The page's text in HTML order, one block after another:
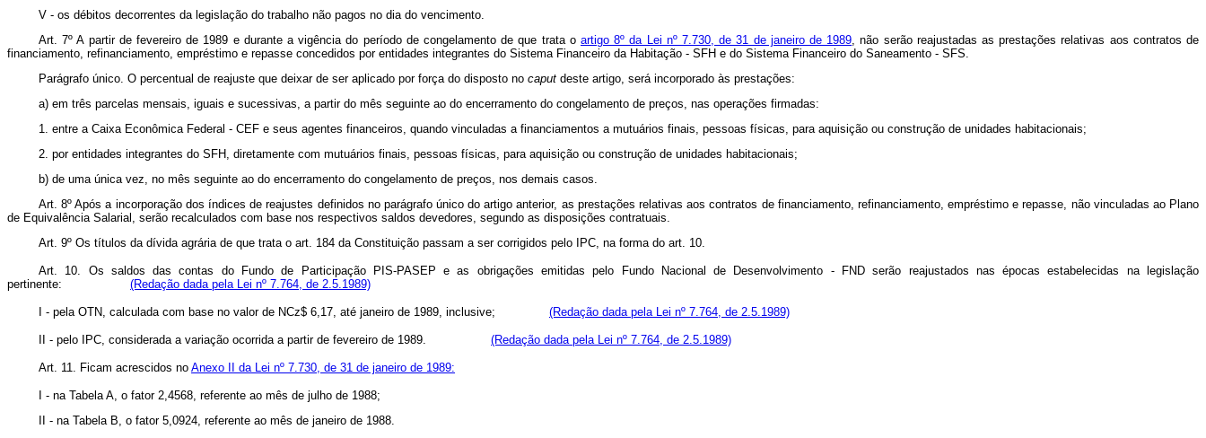
V - os débitos decorrentes da legislação do trabalho não pagos no dia do vencimento.
Art. 7º A partir de fevereiro de 1989 e durante a vigência do período de congelamento de que trata o artigo 8º da Lei nº 7.730, de 31 de janeiro de 1989, não serão reajustadas as prestações relativas aos contratos de
financiamento, refinanciamento, empréstimo e repasse concedidos por entidades integrantes do Sistema Financeiro da Habitação - SFH e do Sistema Financeiro do Saneamento - SFS.
Parágrafo único. O percentual de reajuste que deixar de ser aplicado por força do disposto no caput deste artigo, será incorporado às prestações:
a) em três parcelas mensais, iguais e sucessivas, a partir do mês seguinte ao do encerramento do congelamento de preços, nas operações firmadas:
1. entre a Caixa Econômica Federal - CEF e seus agentes financeiros, quando vinculadas a financiamentos a mutuários finais, pessoas físicas, para aquisição ou construção de unidades habitacionais;
2. por entidades integrantes do SFH, diretamente com mutuários finais, pessoas físicas, para aquisição ou construção de unidades habitacionais;
b) de uma única vez, no mês seguinte ao do encerramento do congelamento de preços, nos demais casos.
Art. 8º Após a incorporação dos índices de reajustes definidos no parágrafo único do artigo anterior, as prestações relativas aos contratos de financiamento, refinanciamento, empréstimo e repasse, não vinculadas ao Plano
de Equivalência Salarial, serão recalculados com base nos respectivos saldos devedores, segundo as disposições contratuais.
Art. 9º Os títulos da dívida agrária de que trata o art. 184 da Constituição passam a ser corrigidos pelo IPC, na forma do art. 10.
Art. 10. Os saldos das contas do Fundo de Participação PIS-PASEP e as obrigações emitidas pelo Fundo Nacional de Desenvolvimento - FND serão reajustados nas épocas estabelecidas na legislação
pertinente: (Redação dada pela Lei nº 7.764, de 2.5.1989)
I - pela OTN, calculada com base no valor de NCz$ 6,17, até janeiro de 1989, inclusive; (Redação dada pela Lei nº 7.764, de 2.5.1989)
II - pelo IPC, considerada a variação ocorrida a partir de fevereiro de 1989. (Redação dada pela Lei nº 7.764, de 2.5.1989)
Art. 11. Ficam acrescidos no Anexo II da Lei nº 7.730, de 31 de janeiro de 1989:
I - na Tabela A, o fator 2,4568, referente ao mês de julho de 1988;
II - na Tabela B, o fator 5,0924, referente ao mês de janeiro de 1988.